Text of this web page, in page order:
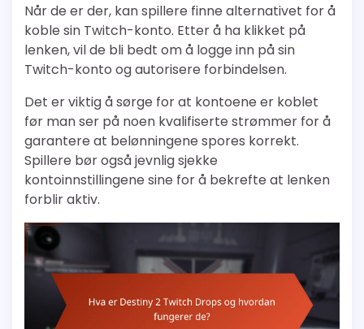
Når de er der, kan spillere finne alternativet for å
koble sin Twitch-konto. Etter å ha klikket på
lenken, vil de bli bedt om å logge inn på sin
Twitch-konto og autorisere forbindelsen.
Det er viktig å sørge for at kontoene er koblet
før man ser på noen kvalifiserte strømmer for å
garantere at belønningene spores korrekt.
Spillere bør også jevnlig sjekke
kontoinnstillingene sine for å bekrefte at lenken
forblir aktiv.